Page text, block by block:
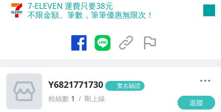
7-ELEVEN 運費只要38元
不限金額、筆數，筆筆優惠無限次！
Y6821771730 實名驗證
粉絲數 1 剛上線 追蹤